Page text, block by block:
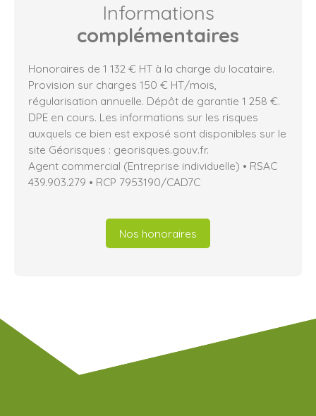
Informations
complémentaires
Honoraires de 1 132 € HT à la charge du locataire.
Provision sur charges 150 € HT/mois,
régularisation annuelle. Dépôt de garantie 1 258 €.
DPE en cours. Les informations sur les risques
auxquels ce bien est exposé sont disponibles sur le
site Géorisques : georisques.gouv.fr.
Agent commercial (Entreprise individuelle) • RSAC
439.903.279 • RCP 7953190/CAD7C
Nos honoraires